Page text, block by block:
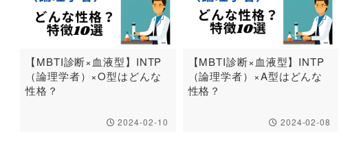
【MBTI診断×血液型】INTP
（論理学者）×O型はどんな
性格？
2024-02-10
【MBTI診断×血液型】INTP
（論理学者）×A型はどんな
性格？
2024-02-08